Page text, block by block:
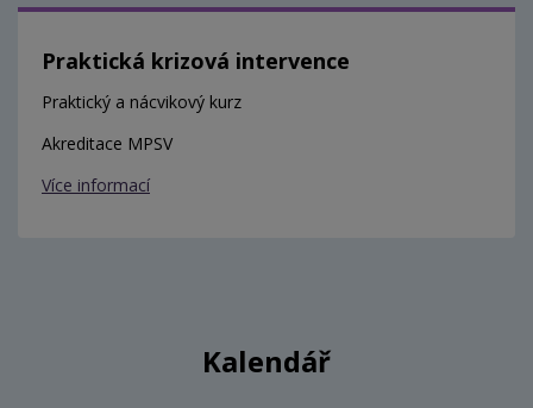
Praktická krizová intervence
Praktický a nácvikový kurz
Akreditace MPSV
Více informací
Kalendář